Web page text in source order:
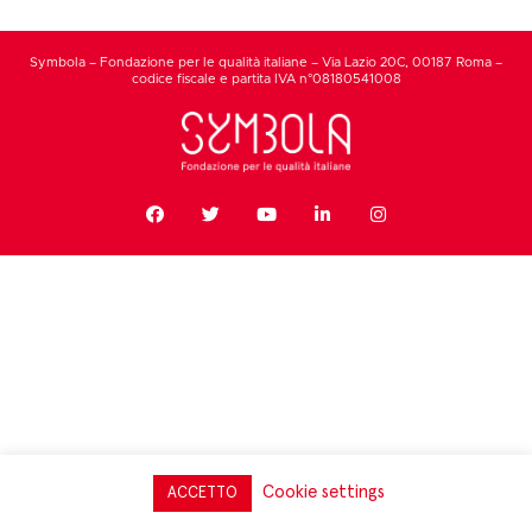
Symbola – Fondazione per le qualità italiane – Via Lazio 20C, 00187 Roma –
codice fiscale e partita IVA n°08180541008
ACCETTO Cookie settings